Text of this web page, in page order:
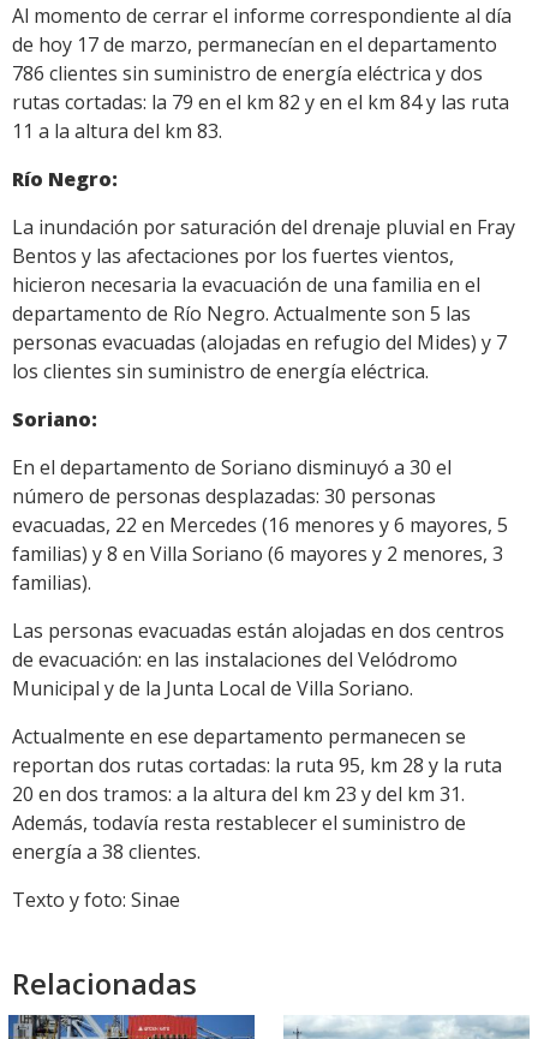
Al momento de cerrar el informe correspondiente al día
de hoy 17 de marzo, permanecían en el departamento
786 clientes sin suministro de energía eléctrica y dos
rutas cortadas: la 79 en el km 82 y en el km 84 y las ruta
11 a la altura del km 83.
Río Negro:
La inundación por saturación del drenaje pluvial en Fray
Bentos y las afectaciones por los fuertes vientos,
hicieron necesaria la evacuación de una familia en el
departamento de Río Negro. Actualmente son 5 las
personas evacuadas (alojadas en refugio del Mides) y 7
los clientes sin suministro de energía eléctrica.
Soriano:
En el departamento de Soriano disminuyó a 30 el
número de personas desplazadas: 30 personas
evacuadas, 22 en Mercedes (16 menores y 6 mayores, 5
familias) y 8 en Villa Soriano (6 mayores y 2 menores, 3
familias).
Las personas evacuadas están alojadas en dos centros
de evacuación: en las instalaciones del Velódromo
Municipal y de la Junta Local de Villa Soriano.
Actualmente en ese departamento permanecen se
reportan dos rutas cortadas: la ruta 95, km 28 y la ruta
20 en dos tramos: a la altura del km 23 y del km 31.
Además, todavía resta restablecer el suministro de
energía a 38 clientes.
Texto y foto: Sinae
Relacionadas